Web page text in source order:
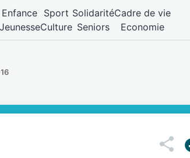
Enfance Sport
Culture
Solidarité
Seniors
Cadre de vie
Economie